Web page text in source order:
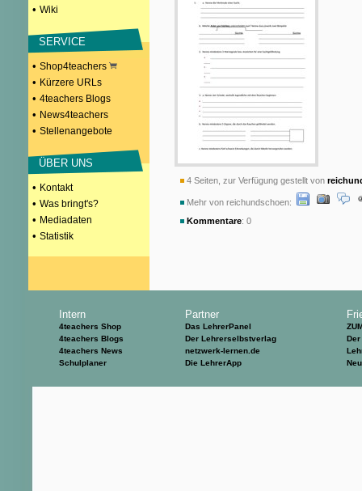
• Wiki
SERVICE
• Shop4teachers
• Kürzere URLs
• 4teachers Blogs
• News4teachers
• Stellenangebote
ÜBER UNS
• Kontakt
• Was bringt's?
• Mediadaten
• Statistik
4 Seiten, zur Verfügung gestellt von
Mehr von reichundschoen:
Kommentare: 0
Intern
4teachers Shop
4teachers Blogs
4teachers News
Schulplaner
Partner
Das LehrerPanel
Der Lehrerselbstverlag
netzwerk-lernen.de
Die LehrerApp